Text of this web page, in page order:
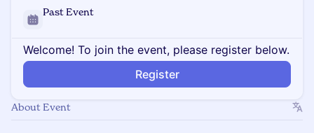
Past Event
Welcome! To join the event, please register below.
Register
About Event